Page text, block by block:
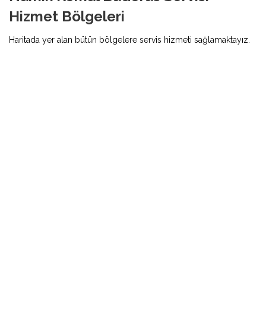
Hizmet Bölgeleri
Haritada yer alan bütün bölgelere servis hizmeti sağlamaktayız.